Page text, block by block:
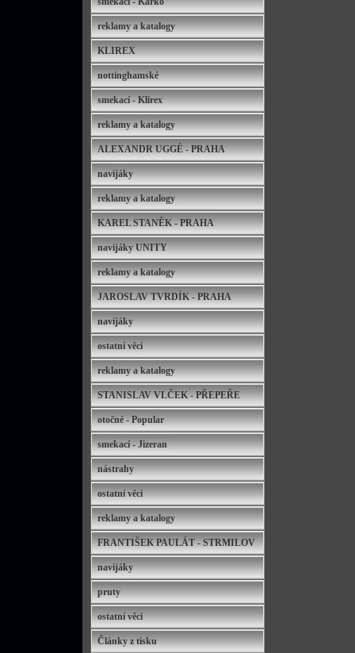
reklamy a katalogy
KLIREX
nottinghamské
smekací - Klirex
reklamy a katalogy
ALEXANDR UGGÉ - PRAHA
navijáky
reklamy a katalogy
KAREL STANĚK - PRAHA
navijáky UNITY
reklamy a katalogy
JAROSLAV TVRDÍK - PRAHA
navijáky
ostatní věci
reklamy a katalogy
STANISLAV VLČEK - PŘEPEŘE
otočné - Popular
smekací - Jizeran
nástrahy
ostatní věci
reklamy a katalogy
FRANTIŠEK PAULÁT - STRMILOV
navijáky
pruty
ostatní věci
Články z tisku